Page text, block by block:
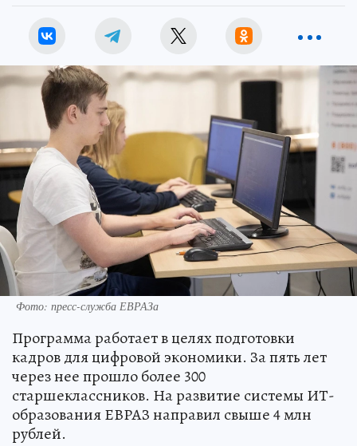
Фото: пресс-служба ЕВРАЗа
Программа работает в целях подготовки
кадров для цифровой экономики. За пять лет
через нее прошло более 300
старшеклассников. На развитие системы ИТ-
образования ЕВРАЗ направил свыше 4 млн
рублей.